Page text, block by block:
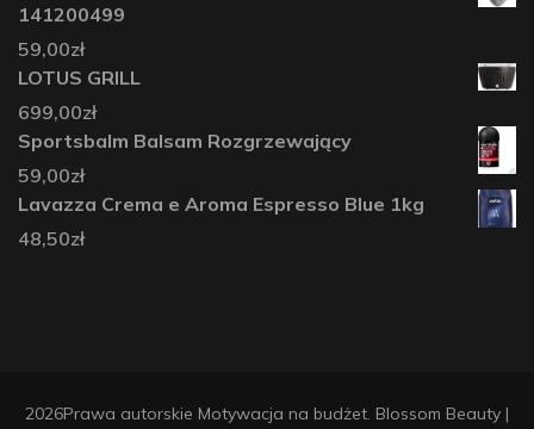
141200499
59,00zł
LOTUS GRILL
699,00zł
Sportsbalm Balsam Rozgrzewający
59,00zł
Lavazza Crema e Aroma Espresso Blue 1kg
48,50zł
2026Prawa autorskie Motywacja na budżet. Blossom Beauty |